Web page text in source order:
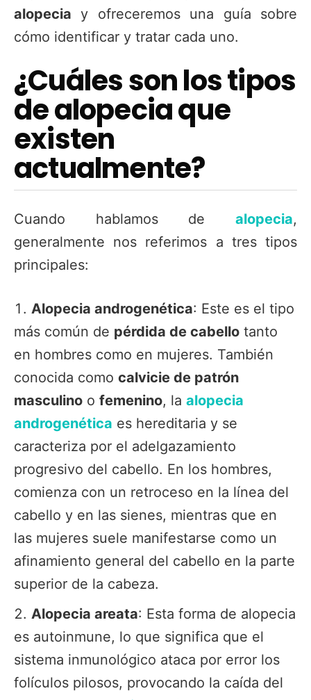
alopecia y ofreceremos una guía sobre
cómo identificar y tratar cada uno.
¿Cuáles son los tipos
de alopecia que
existen
actualmente?
Cuando hablamos de alopecia,
generalmente nos referimos a tres tipos
principales:
Alopecia androgenética: Este es el tipo
más común de pérdida de cabello tanto
en hombres como en mujeres. También
conocida como calvicie de patrón
masculino o femenino, la alopecia
androgenética es hereditaria y se
caracteriza por el adelgazamiento
progresivo del cabello. En los hombres,
comienza con un retroceso en la línea del
cabello y en las sienes, mientras que en
las mujeres suele manifestarse como un
afinamiento general del cabello en la parte
superior de la cabeza.
Alopecia areata: Esta forma de alopecia
es autoinmune, lo que significa que el
sistema inmunológico ataca por error los
folículos pilosos, provocando la caída del